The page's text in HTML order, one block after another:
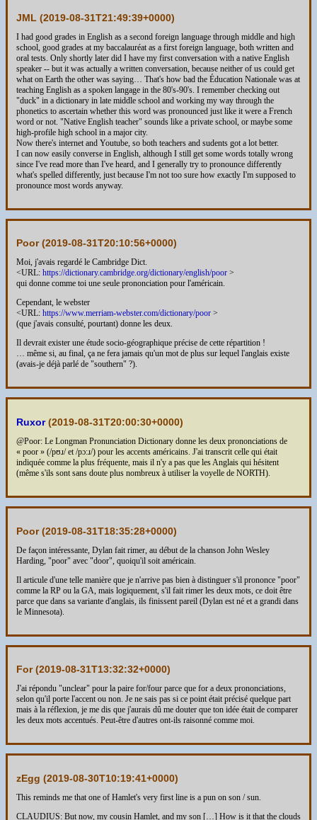
JML (2019-08-31T21:49:39+0000)
I had good grades in English as a second foreign language through middle and high
school, good grades at my baccalauréat as a first foreign language, both written and
oral tests. Only shortly later did I have my first conversation with a native English
speaker -- but it was actually a written conversation, because neither of us could get
what on Earth the other was saying… That's how bad the Éducation Nationale was at
teaching English as a spoken langage in the 80's-90's. I remember checking out
"duck" in a dictionary in late middle school and working my way through the
phonetics to ascertain whether this word was pronounced just like it were a French
word or not. "Native English teacher" sounds like a private school, or maybe some
high-profile high school in a major city.
Now there's internet and Youtube, so both teachers and sudents got a lot better.
I can now easily converse in English, although I still get some words totally wrong
since I've read more than I've heard, and I generally try to pronounce differently
what's spelled differently, just because I'm not too sure how exactly I'm supposed to
pronounce most words anyway.
Poor (2019-08-31T20:10:56+0000)
Moi, j'avais regardé le Cambridge Dict.
<URL: https://dictionary.cambridge.org/dictionary/english/poor >
qui donne comme toi une seule prononciation pour l'américain.
Cependant, le webster
<URL: https://www.merriam-webster.com/dictionary/poor >
(que j'avais consulté, pourtant) donne les deux.
Il devrait exister une étude socio-géographique précise de cette répartition !
… même si, au final, ça ne fera jamais qu'un mot de plus sur lequel l'anglais existe
(avais-je déjà parlé de "southern" ?).
Ruxor(2019-08-31T20:00:30+0000)
@Poor: Le Longman Pronunciation Dictionary donne les deux prononciations de
« poor » (/pʊɹ/ et /pɔːɹ/) pour les accents américains. J'ai transcrit celle qui était
indiquée comme la plus fréquente, mais il n'y a pas que les Anglais qui hésitent
(même s'ils sont sans doute plus nombreux à utiliser la voyelle de NORTH).
Poor (2019-08-31T18:35:28+0000)
De façon intéressante, Dylan fait rimer, au début de la chanson John Wesley
Harding, "poor" avec "door", quoiqu'il soit américain.
Il articule d'une telle manière que je n'arrive pas bien à distinguer s'il prononce "poor"
comme la RP ou la GA, mais logiquement, s'il fait rimer les deux mots, ce doit être
parce que dans sa variante d'anglais, ils finissent pareil (Dylan est né et a grandi dans
le Minnesota).
For (2019-08-31T13:32:32+0000)
J'ai répondu "unclear" pour la paire for/four parce que for a deux prononciations,
selon qu'il porte l'accent ou non. Je ne sais pas si ce point était précisé quelque part
mais à la réflexion, je me dis que j'aurais dû me douter que ton idée était de comparer
les deux mots accentués. Peut-être d'autres ont-ils raisonné comme moi.
zEgg (2019-08-30T10:19:41+0000)
This reminds me that one of Hamlet's very first line is a pun on son / sun.
CLAUDIUS: But now, my cousin Hamlet, and my son […] How is it that the clouds